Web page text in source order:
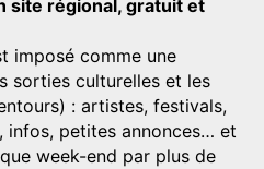
site régional, gratuit et
imposé comme une
sorties culturelles et les
: artistes, festivals,
infos, petites annonces… et
week-end par plus de